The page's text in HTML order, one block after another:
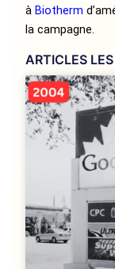
àBiotherm
la campagne.
ARTICLES